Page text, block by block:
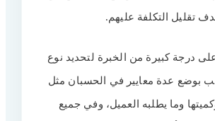
تقليل التكلفة عليهم.
درجة كبيرة من الخبرة لتحديد نوع
بوضع عدة معايير في الحسبان مثل
وما يطلبه العميل، وفي جميع